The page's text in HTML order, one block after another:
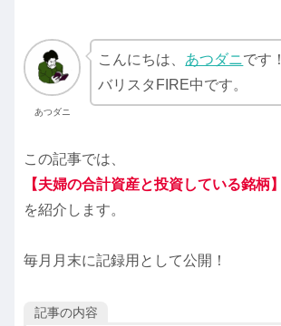
あつダニ
こんにちは、 あつダニです！
バリスタFIRE中です。
この記事では、
【夫婦の合計資産と投資している銘柄】
を紹介します。
毎月月末に記録用として公開！
記事の内容